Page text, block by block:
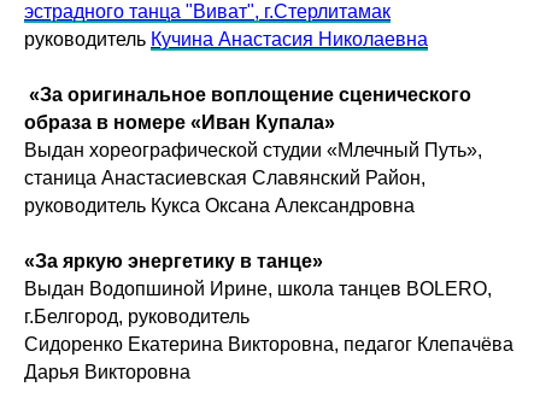
эстрадного танца "Виват", г.Стерлитамак
руководитель Кучина Анастасия Николаевна
«За оригинальное воплощение сценического
образа в номере «Иван Купала»
Выдан хореографической студии «Млечный Путь»,
станица Анастасиевская Славянский Район,
руководитель Кукса Оксана Александровна
«За яркую энергетику в танце»
Выдан Водопшиной Ирине, школа танцев BOLERO,
г.Белгород, руководитель
Сидоренко Екатерина Викторовна, педагог Клепачёва
Дарья Викторовна